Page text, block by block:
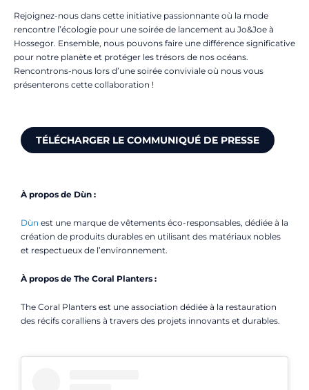
Rejoignez-nous dans cette initiative passionnante où la mode
rencontre l’écologie pour une soirée de lancement au Jo&Joe à
Hossegor. Ensemble, nous pouvons faire une différence significative
pour notre planète et protéger les trésors de nos océans.
Rencontrons-nous lors d’une soirée conviviale où nous vous
présenterons cette collaboration !
TÉLÉCHARGER LE COMMUNIQUÉ DE PRESSE
À propos de Dùn :
Dùn est une marque de vêtements éco-responsables, dédiée à la
création de produits durables en utilisant des matériaux nobles
et respectueux de l’environnement.
À propos de The Coral Planters :
The Coral Planters est une association dédiée à la restauration
des récifs coralliens à travers des projets innovants et durables.